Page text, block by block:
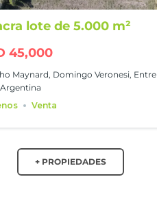
lote de 5.000 m²
45,000
Maynard, Domingo Veronesi, Entre
Venta
+ PROPIEDADES